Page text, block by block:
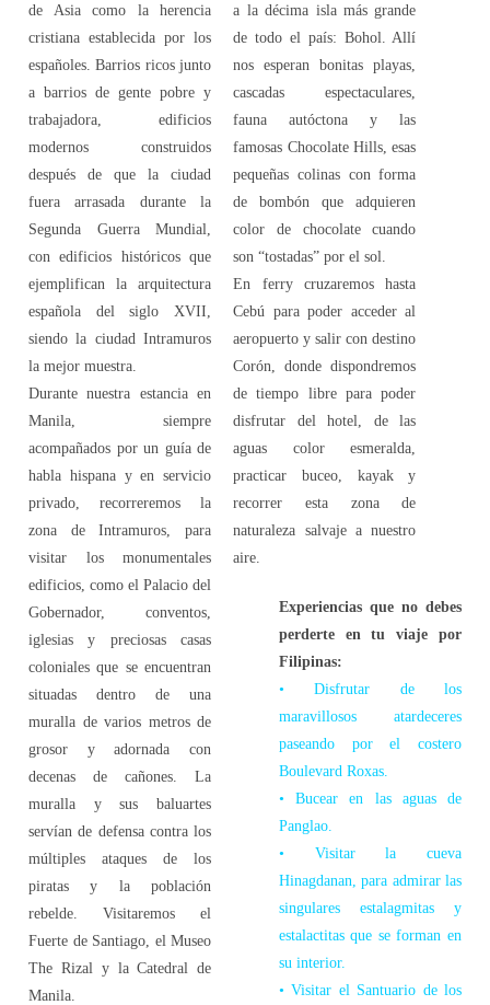
de Asia como la herencia
cristiana establecida por los
españoles. Barrios ricos junto
a barrios de gente pobre y
trabajadora, edificios
modernos construidos
después de que la ciudad
fuera arrasada durante la
Segunda Guerra Mundial,
con edificios históricos que
ejemplifican la arquitectura
española del siglo XVII,
siendo la ciudad Intramuros
la mejor muestra.
Durante nuestra estancia en
Manila, siempre
acompañados por un guía de
habla hispana y en servicio
privado, recorreremos la
zona de Intramuros, para
visitar los monumentales
edificios, como el Palacio del
Gobernador, conventos,
iglesias y preciosas casas
coloniales que se encuentran
situadas dentro de una
muralla de varios metros de
grosor y adornada con
decenas de cañones. La
muralla y sus baluartes
servían de defensa contra los
múltiples ataques de los
piratas y la población
rebelde. Visitaremos el
Fuerte de Santiago, el Museo
The Rizal y la Catedral de
Manila.
a la décima isla más grande
de todo el país: Bohol. Allí
nos esperan bonitas playas,
cascadas espectaculares,
fauna autóctona y las
famosas Chocolate Hills, esas
pequeñas colinas con forma
de bombón que adquieren
color de chocolate cuando
son “tostadas” por el sol.
En ferry cruzaremos hasta
Cebú para poder acceder al
aeropuerto y salir con destino
Corón, donde dispondremos
de tiempo libre para poder
disfrutar del hotel, de las
aguas color esmeralda,
practicar buceo, kayak y
recorrer esta zona de
naturaleza salvaje a nuestro
aire.
Experiencias que no debes
perderte en tu viaje por
Filipinas:
• Disfrutar de los
maravillosos atardeceres
paseando por el costero
Boulevard Roxas.
• Bucear en las aguas de
Panglao.
• Visitar la cueva
Hinagdanan, para admirar las
singulares estalagmitas y
estalactitas que se forman en
su interior.
• Visitar el Santuario de los